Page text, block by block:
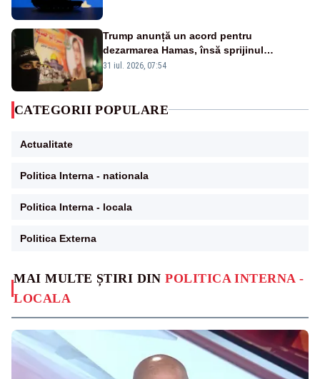
MAI MULTE ȘTIRI DINPOLITICA INTERNA -
LOCALA
Trump anunță un acord pentru
dezarmarea Hamas, însă sprijinul
Israelului rămâne incert
31 iul. 2026, 07:54
CATEGORII POPULARE
Actualitate
Politica Interna - nationala
Politica Interna - locala
Politica Externa